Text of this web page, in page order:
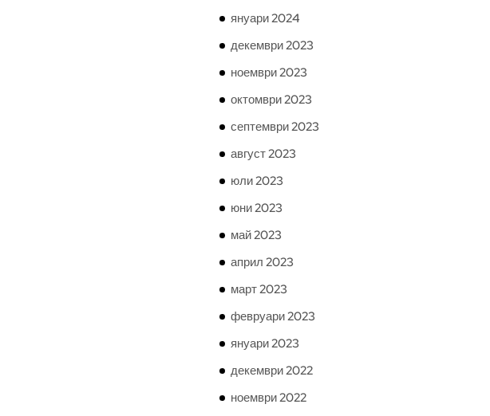
януари 2024
декември 2023
ноември 2023
октомври 2023
септември 2023
август 2023
юли 2023
юни 2023
май 2023
април 2023
март 2023
февруари 2023
януари 2023
декември 2022
ноември 2022